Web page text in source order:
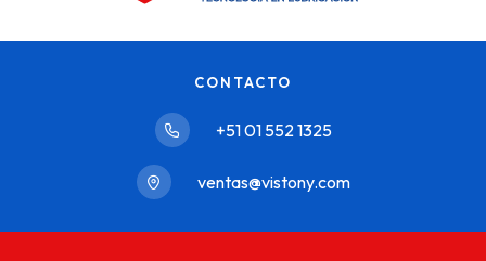
CONTACTO
+51 01 552 1325
ventas@vistony.com